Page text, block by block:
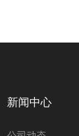
新闻中心